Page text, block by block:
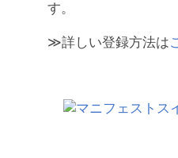
す。
≫詳しい登録方法は